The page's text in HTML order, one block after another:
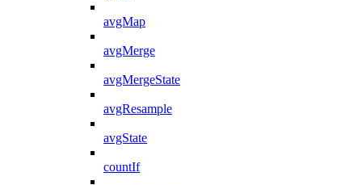
avgMap
avgMerge
avgMergeState
avgResample
avgState
countIf